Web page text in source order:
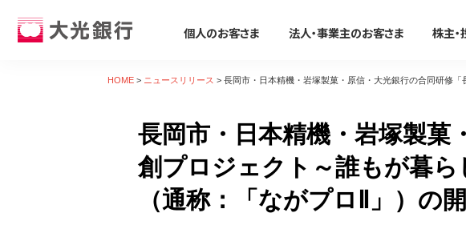
個人のお客さま
個人のお客さま
そなえる・のこす
すべて見る
保険
かりる
すべて見る
住宅ローン
法人・事業主のお客さま
法人・事業主のお客さま
事業資金の調達
すべて見る
ビジネス カードローン/フリーローン
事務効率化
すべて見る
たいこうオフ
株主
株主・投資家のみなさま
株主・投資家のみなさま
大光銀行について
たいこうパーソナルe-バンキング
サービスのご案内
ログイン
HOME > ニュースリリース > 長岡市・日本精機・岩塚製菓・原信・大光銀行の合同研修
長岡市・日本精機・岩塚製菓
創プロジェクト～誰もが暮ら
（通称：「ながプロⅡ」）の